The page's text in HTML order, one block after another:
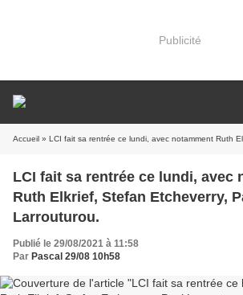
Publicité
Accueil » LCI fait sa rentrée ce lundi, avec notamment Ruth Elkrief, Stefan
LCI fait sa rentrée ce lundi, avec
Ruth Elkrief, Stefan Etcheverry,
Larrouturou.
Publié le 29/08/2021 à 11:58
Par Pascal 29/08 10h58